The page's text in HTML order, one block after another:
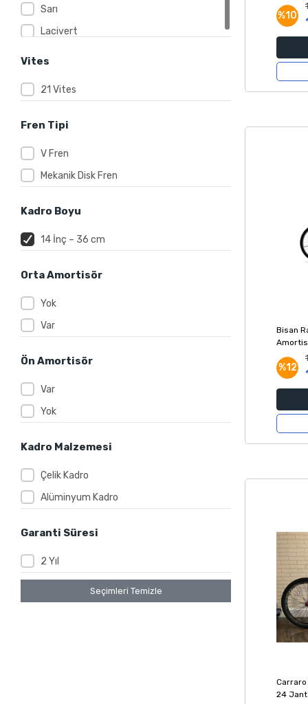
Sarı
Lacivert
Vites
21 Vites
Fren Tipi
V Fren
Mekanik Disk Fren
Kadro Boyu
14 İnç – 36 cm
Orta Amortisör
Yok
Var
Ön Amortisör
Var
Yok
Kadro Malzemesi
Çelik Kadro
Alüminyum Kadro
Garanti Süresi
2 Yıl
Seçimleri Temizle
%10
Bisan
Siyah
%12
Carraro
24 Jant